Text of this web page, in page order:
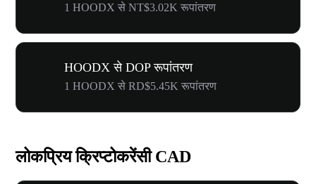
1 HOODX से NT$3.02K रूपांतरण
HOODX से DOP रूपांतरण
1 HOODX से RD$5.45K रूपांतरण
लोकप्रिय क्रिप्टोकरेंसी CAD